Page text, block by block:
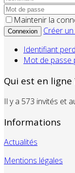
Maintenir la
Connexion
Créer
Identifiant
Mot de passe
Qui est en ligne
Il y a 573 invités et
Informations
Actualités
Mentions légales